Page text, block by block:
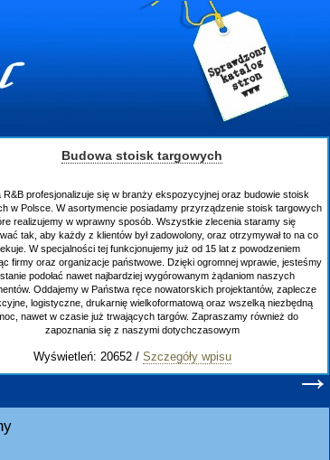
Budowa stoisk targowych
R&B profesjonalizuje się w branży ekspozycyjnej oraz budowie stoisk
w Polsce. W asortymencie posiadamy przyrządzenie stoisk targowych
realizujemy w wprawny sposób. Wszystkie zlecenia staramy się
tak, aby każdy z klientów był zadowolony, oraz otrzymywał to na co
W specjalności tej funkcjonujemy już od 15 lat z powodzeniem
firmy oraz organizacje państwowe. Dzięki ogromnej wprawie, jesteśmy
podołać nawet najbardziej wygórowanym żądaniom naszych
Oddajemy w Państwa ręce nowatorskich projektantów, zaplecze
logistyczne, drukarnię wielkoformatową oraz wszelką niezbędną
nawet w czasie już trwających targów. Zapraszamy również do
zapoznania się z naszymi dotychczasowym
Wyświetleń: 20652 / Szczegóły wpisu
→